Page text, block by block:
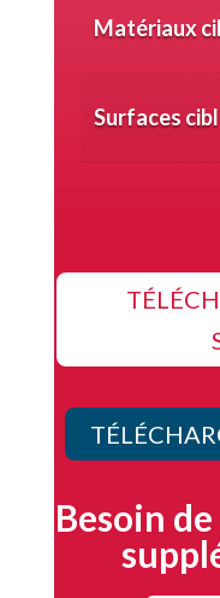
Matériaux
Surfaces
Besoin